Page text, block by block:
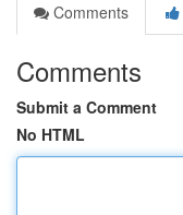
Comments
Comments
Submit a Comment
No HTML